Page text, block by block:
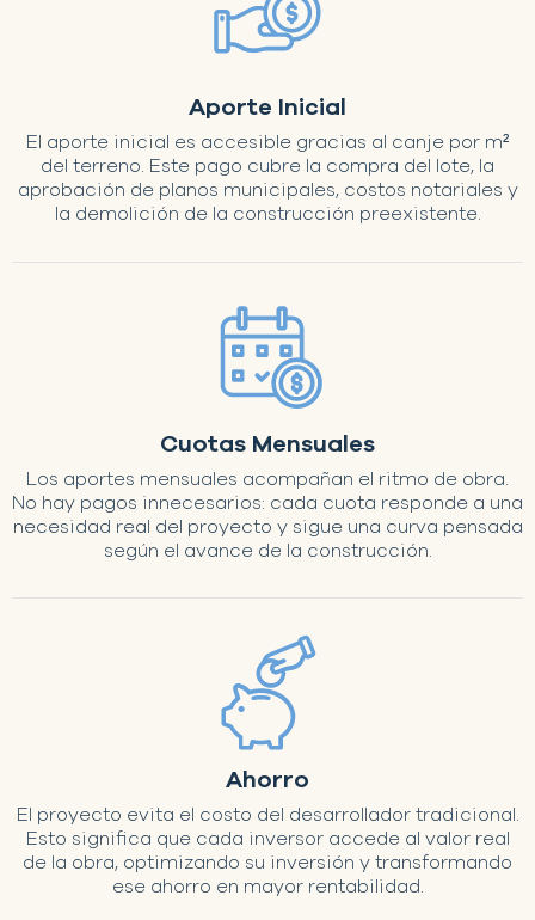
Aporte Inicial
El aporte inicial es accesible gracias al canje por m²
del terreno. Este pago cubre la compra del lote, la
aprobación de planos municipales, costos notariales y
la demolición de la construcción preexistente.
Cuotas Mensuales
Los aportes mensuales acompañan el ritmo de obra.
No hay pagos innecesarios: cada cuota responde a una
necesidad real del proyecto y sigue una curva pensada
según el avance de la construcción.
Ahorro
El proyecto evita el costo del desarrollador tradicional.
Esto significa que cada inversor accede al valor real
de la obra, optimizando su inversión y transformando
ese ahorro en mayor rentabilidad.